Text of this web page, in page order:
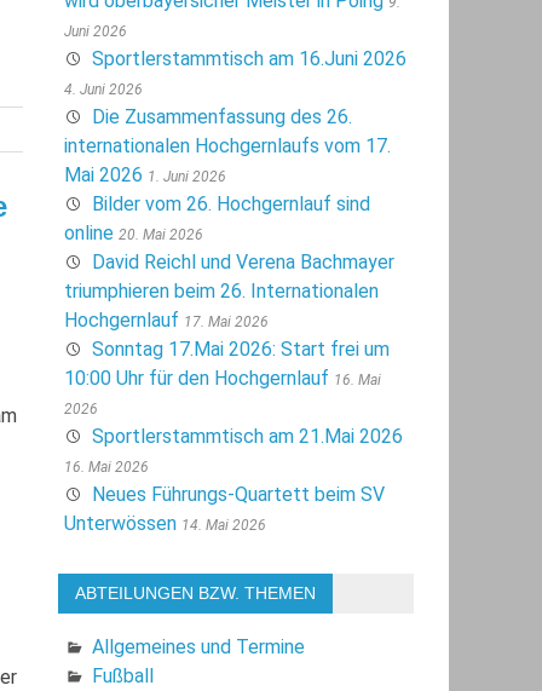
Juni 2026
Sportlerstammtisch am 16.Juni 2026
4. Juni 2026
Die Zusammenfassung des 26.
internationalen Hochgernlaufs vom 17.
Mai 2026 1. Juni 2026
Bilder vom 26. Hochgernlauf sind
online 20. Mai 2026
David Reichl und Verena Bachmayer
triumphieren beim 26. Internationalen
Hochgernlauf 17. Mai 2026
Sonntag 17.Mai 2026: Start frei um
10:00 Uhr für den Hochgernlauf 16. Mai
2026
Sportlerstammtisch am 21.Mai 2026
16. Mai 2026
Neues Führungs-Quartett beim SV
Unterwössen 14. Mai 2026
ABTEILUNGEN BZW. THEMEN
Allgemeines und Termine
Fußball